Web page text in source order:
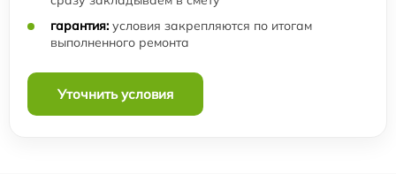
гарантия: условия закрепляются по итогам
выполненного ремонта
Уточнить условия